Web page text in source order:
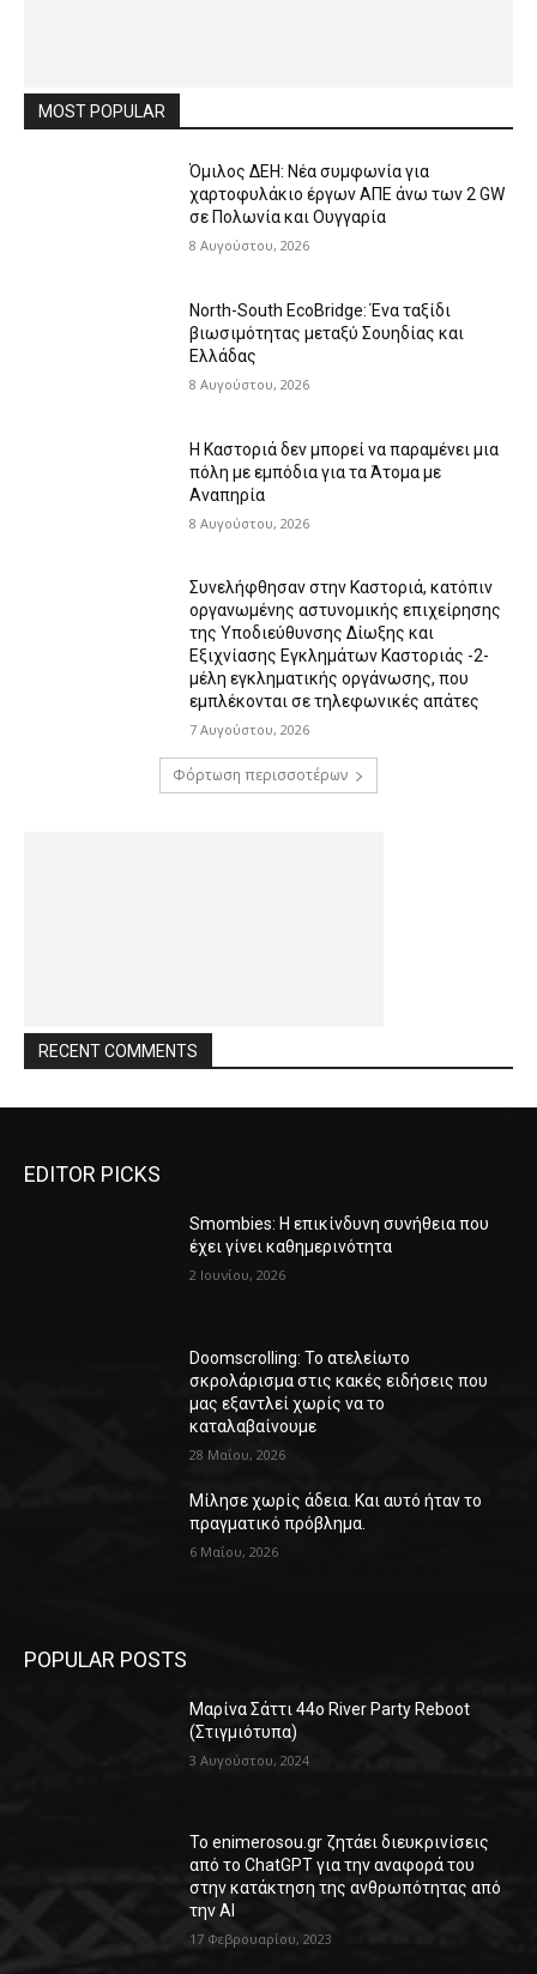
MOST POPULAR
Όμιλος ΔΕΗ: Νέα συμφωνία για
χαρτοφυλάκιο έργων ΑΠΕ άνω των 2 GW
σε Πολωνία και Ουγγαρία
8 Αυγούστου, 2026
North-South EcoBridge: Ένα ταξίδι
βιωσιμότητας μεταξύ Σουηδίας και
Ελλάδας
8 Αυγούστου, 2026
Η Καστοριά δεν μπορεί να παραμένει μια
πόλη με εμπόδια για τα Άτομα με
Αναπηρία
8 Αυγούστου, 2026
Συνελήφθησαν στην Καστοριά, κατόπιν
οργανωμένης αστυνομικής επιχείρησης
της Υποδιεύθυνσης Δίωξης και
Εξιχνίασης Εγκλημάτων Καστοριάς -2-
μέλη εγκληματικής οργάνωσης, που
εμπλέκονται σε τηλεφωνικές απάτες
7 Αυγούστου, 2026
Φόρτωση περισσοτέρων
RECENT COMMENTS
EDITOR PICKS
Smombies: Η επικίνδυνη συνήθεια που
έχει γίνει καθημερινότητα
2 Ιουνίου, 2026
Doomscrolling: Το ατελείωτο
σκρολάρισμα στις κακές ειδήσεις που
μας εξαντλεί χωρίς να το
καταλαβαίνουμε
28 Μαΐου, 2026
Μίλησε χωρίς άδεια. Και αυτό ήταν το
πραγματικό πρόβλημα.
6 Μαΐου, 2026
POPULAR POSTS
Μαρίνα Σάττι 44o River Party Reboot
(Στιγμιότυπα)
3 Αυγούστου, 2024
Το enimerosou.gr ζητάει διευκρινίσεις
από το ChatGPT για την αναφορά του
στην κατάκτηση της ανθρωπότητας από
την AI
17 Φεβρουαρίου, 2023